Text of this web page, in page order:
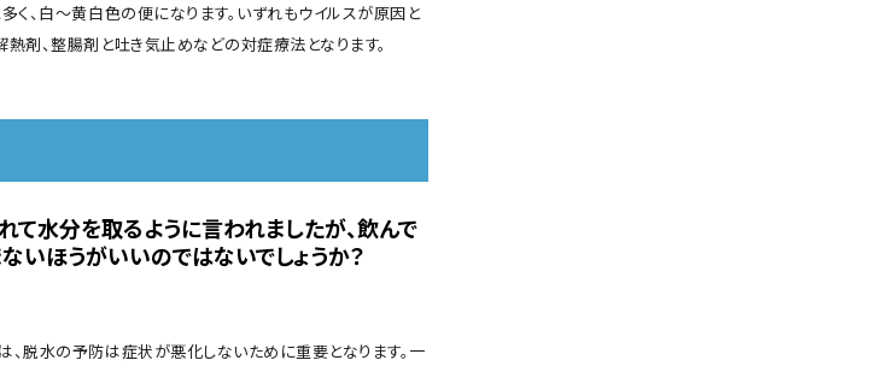
く、白〜黄白色の便になります。いずれもウイルスが原因と
剤、整腸剤と吐き気止めなどの対症療法となります。
水分を取るように言われましたが、飲んで
いほうがいいのではないでしょうか？
脱水の予防は症状が悪化しないために重要となります。一